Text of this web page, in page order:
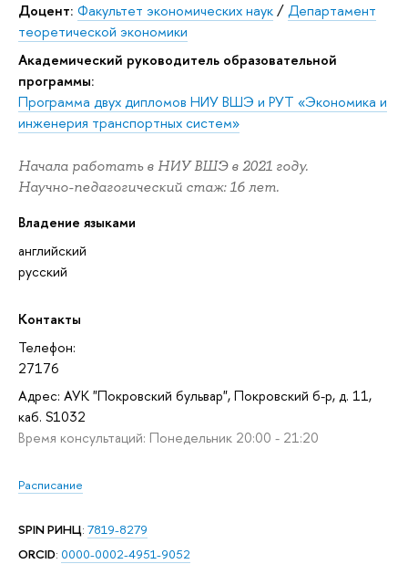
Доцент: Факультет экономических наук/Департамент
теоретической экономики
Академический руководитель образовательной
программы:
Программа двух дипломов НИУ ВШЭ и РУТ «Экономика и
инженерия транспортных систем»
Начала работать в НИУ ВШЭ в 2021 году.
Научно-педагогический стаж: 16 лет.
Владение языками
английский
русский
Контакты
Телефон:
27176
Адрес: АУК "Покровский бульвар", Покровский б-р, д. 11,
каб. S1032
Время консультаций: Понедельник 20:00 - 21:20
Расписание
SPIN РИНЦ: 7819-8279
ORCID: 0000-0002-4951-9052